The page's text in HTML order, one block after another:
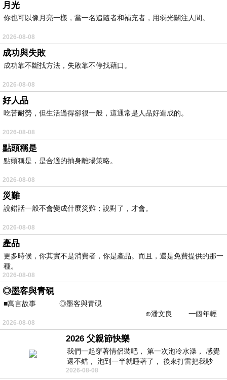
月光
你也可以像月亮一樣，當一名追隨者和補充者，用弱光關注人間。
2026-08-08
成功與失敗
成功靠不斷找方法，失敗靠不停找藉口。
2026-08-08
好人品
吃苦耐勞，但生活過得卻很一般，這通常是人品好造成的。
2026-08-08
點頭稱是
點頭稱是，是合適的抽身離場策略。
2026-08-08
災難
說錯話一般不會變成什麼災難；說對了，才會。
2026-08-08
產品
更多時候，你其實不是消費者，你是產品。而且，還是免費提供的那一
種。
2026-08-08
◎墨客與青硯
■寓言故事 ◎墨客與青硯
⊕潘文良 一個年輕
的墨客，在京城的古玩肆裡
2026-08-08
2026 父親節快樂
我們一起穿著情侶裝吧， 第一次泡冷水澡， 感覺
還不錯， 泡到一半就睡著了， 後來打雷把我吵
醒， 手
2026-08-08